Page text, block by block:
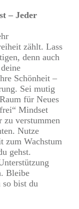
– Jeder
zählt. Lass
denn auch
Schönheit –
Sei mutig
für Neues
Mindset
verstummen
Nutze
zum Wachstum
gehst.
Bleibe
so bist du